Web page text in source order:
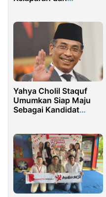
Tengah
Yahya Cholil Staquf
Umumkan Siap Maju
Sebagai Kandidat